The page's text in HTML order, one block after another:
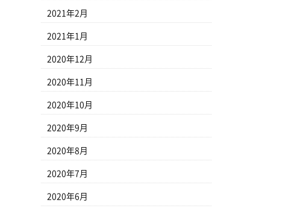
2021年2月
2021年1月
2020年12月
2020年11月
2020年10月
2020年9月
2020年8月
2020年7月
2020年6月